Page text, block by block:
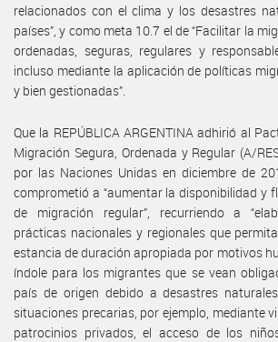
relacionados con el clima y los desastres
países”, y como meta 10.7 el de “Facilitar la
ordenadas, seguras, regulares y
incluso mediante la aplicación de políticas
y bien gestionadas”.
Que la REPÚBLICA ARGENTINA adhirió al
Migración Segura, Ordenada y Regular (A/
por las Naciones Unidas en diciembre de
comprometió a “aumentar la disponibilidad y
de migración regular”, recurriendo a
prácticas nacionales y regionales que
estancia de duración apropiada por motivos
índole para los migrantes que se vean
país de origen debido a desastres
situaciones precarias, por ejemplo, mediante
patrocinios privados, el acceso de los